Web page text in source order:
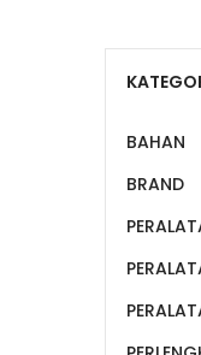
BAHAN
BRAND